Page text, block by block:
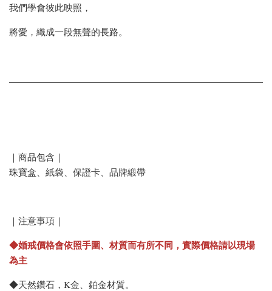
我們學會彼此映照，
將愛，織成一段無聲的長路。
｜商品包含｜
珠寶盒、紙袋、保證卡、品牌緞帶
｜注意事項｜
◆婚戒價格會依照手圍、材質而有所不同，實際價格請以現場
為主
◆天然鑽石，K金、鉑金材質。